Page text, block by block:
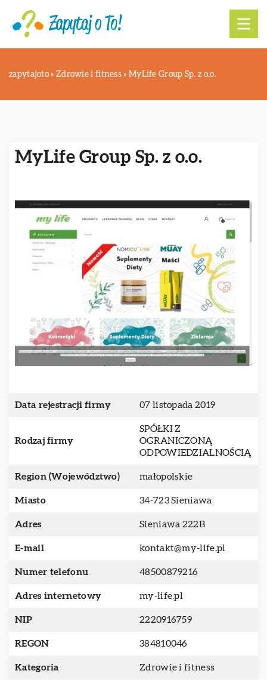
zapytajoto » Zdrowie i fitness » MyLife Group Sp. z o.o.
MyLife Group Sp. z o.o.
Data rejestracji firmy 07 listopada 2019
Rodzaj firmy
SPÓŁKI Z
OGRANICZONĄ
ODPOWIEDZIALNOŚCIĄ
Region (Województwo) małopolskie
Miasto 34-723 Sieniawa
Adres Sieniawa 222B
E-mail kontakt@my-life.pl
Numer telefonu 48500879216
Adres internetowy my-life.pl
NIP 2220916759
REGON 384810046
Kategoria Zdrowie i fitness